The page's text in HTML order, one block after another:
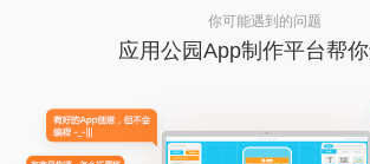
你可能遇到的问题
应用公园App制作平台帮